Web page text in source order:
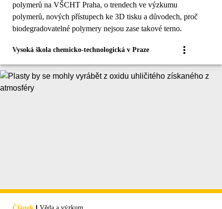
polymerů na VŠCHT Praha, o trendech ve výzkumu
polymerů, nových přístupech ke 3D tisku a důvodech, proč
biodegradovatelné polymery nejsou zase takové terno.
Vysoká škola chemicko-technologická v Praze